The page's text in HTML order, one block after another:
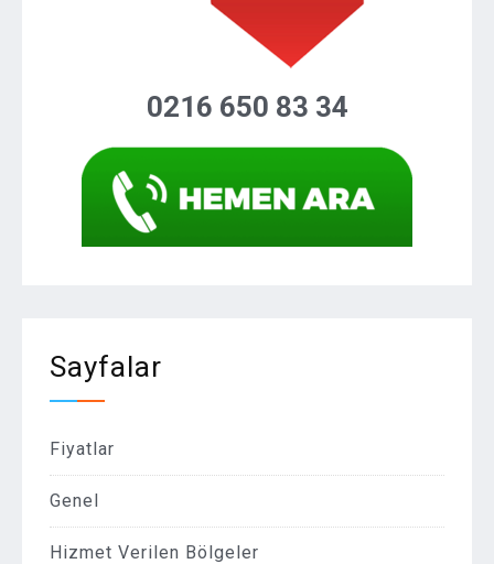
0216 650 83 34
Sayfalar
Fiyatlar
Genel
Hizmet Verilen Bölgeler